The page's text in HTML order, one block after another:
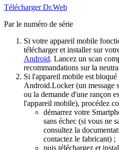
Télécharger Dr.Web
Par le numéro de série
Si votre appareil mobile
télécharger et installer sur
Android. Lancez un scan
recommandations sur la
Si l'appareil mobile est
Android.Locker (un message
ou la demande d'une rançon
l'appareil mobile), procédez
démarrez votre
sans échec (si vous ne
consultez la
contactez le fabricant) ;
puis téléchargez et